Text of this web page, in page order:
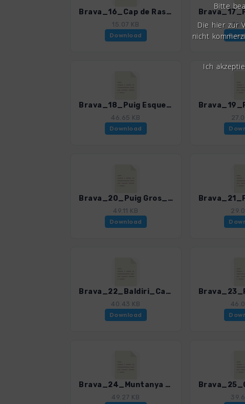
Brava_16_Cap de Ras_4328_4.gpx
15.07 KB
Download
Brava_18_Puig Esquers_4328_4.gpx
46.65 KB
Download
Brava_20_Puig Gros_4328_4.gpx
49.11 KB
Download
Brava_22_Baldiri_Cala Tavallera_4328_4.gpx
40.43 KB
Download
Brava_24_Muntanya de Verdera_4328_4.gpx
49.27 KB
Bitte
Die hier zur
nicht
Ich